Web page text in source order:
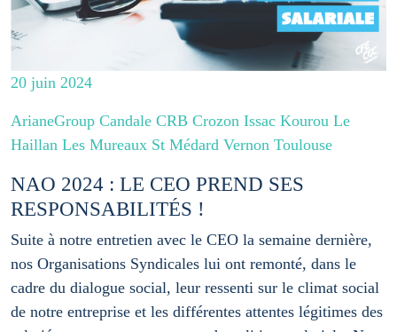
20 juin 2024
ArianeGroup Candale CRB Crozon Issac Kourou Le
Haillan Les Mureaux St Médard Vernon Toulouse
NAO 2024 : LE CEO PREND SES
RESPONSABILITÉS !
Suite à notre entretien avec le CEO la semaine dernière,
nos Organisations Syndicales lui ont remonté, dans le
cadre du dialogue social, leur ressenti sur le climat social
de notre entreprise et les différentes attentes légitimes des